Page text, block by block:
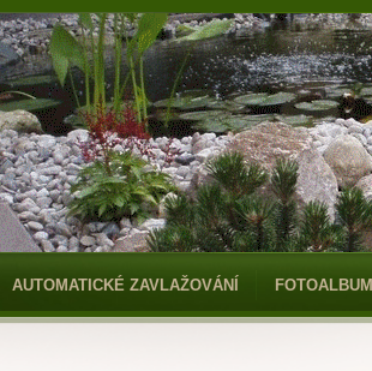
AUTOMATICKÉ ZAVLAŽOVÁNÍ FOTOALBUM